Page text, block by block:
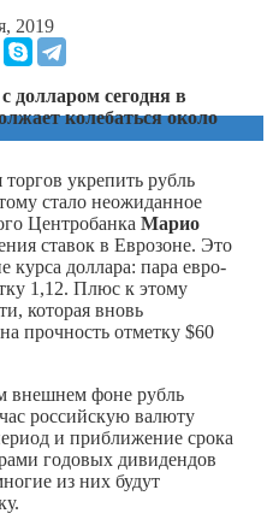
2019
долларом сегодня в
колебаться около
укрепить рубль
стало неожиданное
Центробанка Марио
ставок в Еврозоне. Это
курса доллара: пара евро-
1,12. Плюс к этому
которая вновь
прочность отметку $60
внешнем фоне рубль
российскую валюту
и приближение срока
годовых дивидендов
из них будут